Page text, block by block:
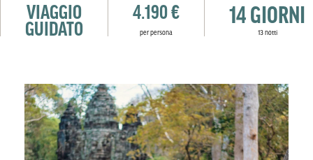
VIAGGIO
GUIDATO
4.190 €
per persona
14 GIORNI
13 notti